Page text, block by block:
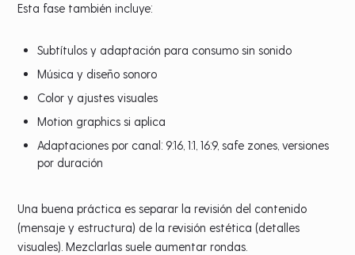
Esta fase también incluye:
Subtítulos y adaptación para consumo sin sonido
Música y diseño sonoro
Color y ajustes visuales
Motion graphics si aplica
Adaptaciones por canal: 9:16, 1:1, 16:9, safe zones, versiones
por duración
Una buena práctica es separar la revisión del contenido
(mensaje y estructura) de la revisión estética (detalles
visuales). Mezclarlas suele aumentar rondas.